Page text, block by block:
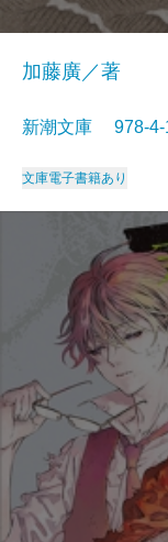
加藤廣／著
新潮文庫 978-
文庫電子書籍あり